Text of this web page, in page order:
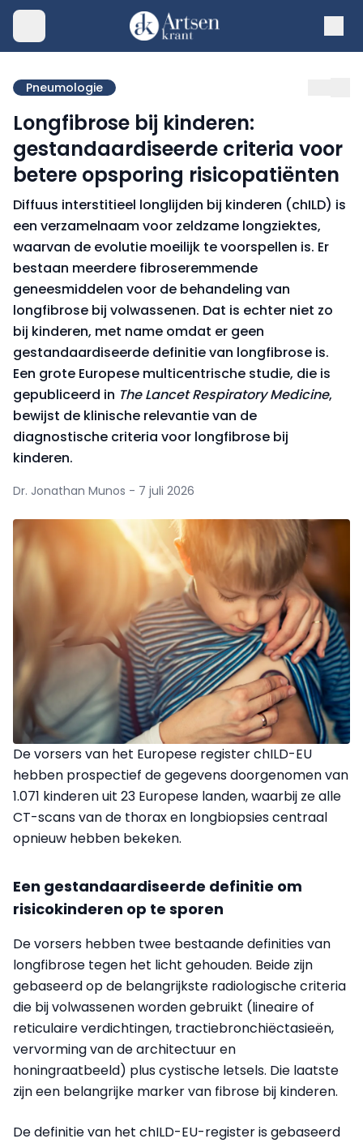
Pneumologie
Longfibrose bij kinderen:
gestandaardiseerde criteria voor
betere opsporing risicopatiënten
Diffuus interstitieel longlijden bij kinderen (chILD) is
een verzamelnaam voor zeldzame longziektes,
waarvan de evolutie moeilijk te voorspellen is. Er
bestaan meerdere fibroseremmende
geneesmiddelen voor de behandeling van
longfibrose bij volwassenen. Dat is echter niet zo
bij kinderen, met name omdat er geen
gestandaardiseerde definitie van longfibrose is.
Een grote Europese multicentrische studie, die is
gepubliceerd in The Lancet Respiratory Medicine,
bewijst de klinische relevantie van de
diagnostische criteria voor longfibrose bij
kinderen.
Dr. Jonathan Munos - 7 juli 2026
De vorsers van het Europese register chILD-EU
hebben prospectief de gegevens doorgenomen van
1.071 kinderen uit 23 Europese landen, waarbij ze alle
CT-scans van de thorax en longbiopsies centraal
opnieuw hebben bekeken.
Een gestandaardiseerde definitie om
risicokinderen op te sporen
De vorsers hebben twee bestaande definities van
longfibrose tegen het licht gehouden. Beide zijn
gebaseerd op de belangrijkste radiologische criteria
die bij volwassenen worden gebruikt (lineaire of
reticulaire verdichtingen, tractiebronchiëctasieën,
vervorming van de architectuur en
honingraatbeeld) plus cystische letsels. Die laatste
zijn een belangrijke marker van fibrose bij kinderen.
De definitie van het chILD-EU-register is gebaseerd